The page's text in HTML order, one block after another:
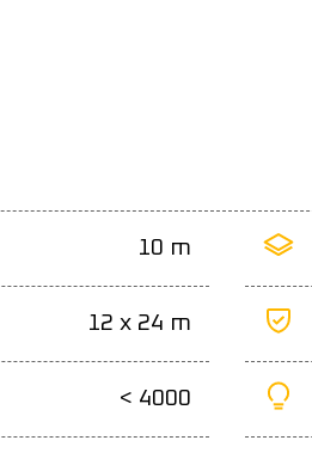
10 m
12 x 24 m
< 4000